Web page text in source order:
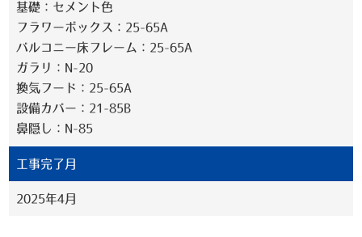
基礎：セメント色
フラワーボックス：25-65A
バルコニー床フレーム：25-65A
ガラリ：N-20
換気フード：25-65A
設備カバー：21-85B
鼻隠し：N-85
工事完了月
2025年4月